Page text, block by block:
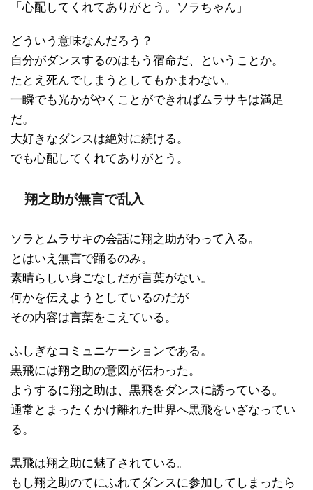
「心配してくれてありがとう。ソラちゃん」
どういう意味なんだろう？
自分がダンスするのはもう宿命だ、ということか。
たとえ死んでしまうとしてもかまわない。
一瞬でも光かがやくことができればムラサキは満足
だ。
大好きなダンスは絶対に続ける。
でも心配してくれてありがとう。
翔之助が無言で乱入
ソラとムラサキの会話に翔之助がわって入る。
とはいえ無言で踊るのみ。
素晴らしい身ごなしだが言葉がない。
何かを伝えようとしているのだが
その内容は言葉をこえている。
ふしぎなコミュニケーションである。
黒飛には翔之助の意図が伝わった。
ようするに翔之助は、黒飛をダンスに誘っている。
通常とまったくかけ離れた世界へ黒飛をいざなってい
る。
黒飛は翔之助に魅了されている。
もし翔之助のてにふれてダンスに参加してしまったら